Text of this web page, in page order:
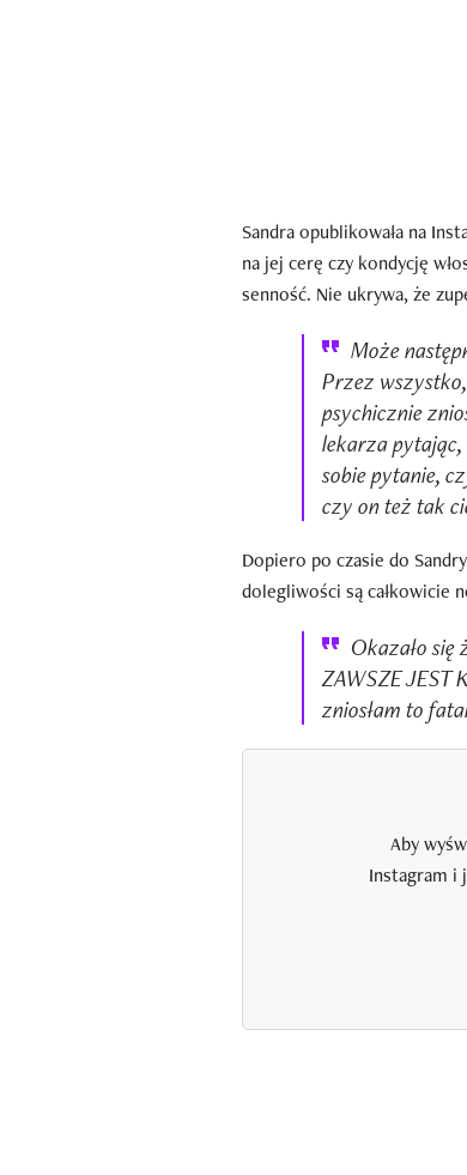
Sandra opublikowała na
na jej cerę czy kondycję
senność. Nie ukrywa, że
Może
Przez
psychicznie
lekarza pytając,
sobie pytanie,
czy on też tak
Dopiero po czasie do
dolegliwości są całkowicie
Okazało się
ZAWSZE JEST
zniosłam to
Aby
Instagram i